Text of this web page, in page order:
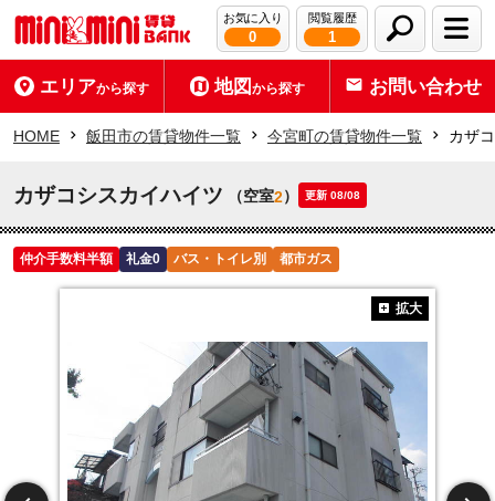
お気に入り
0
閲覧履歴
1
エリアから探す 地図から探す お問い合わせ
HOME 飯田市の賃貸物件一覧 今宮町の賃貸物件一覧 カザ
カザコシスカイハイツ （空室2） 更新 08/08
仲介手数料半額 礼金0 バス・トイレ別 都市ガス
拡大